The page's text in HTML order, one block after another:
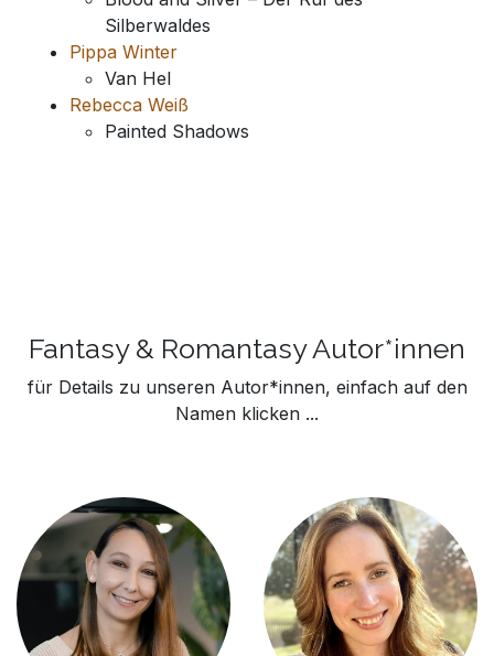
Silberwaldes
Pippa Winter
Van Hel
Rebecca Weiß
Painted Shadows
Fantasy & Romantasy Autor*innen
für Details zu unseren Autor*innen, einfach auf den
Namen klicken ...